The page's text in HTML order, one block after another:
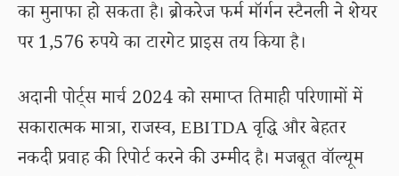
का मुनाफा हो सकता है। ब्रोकरेज फर्म मॉर्गन स्टैनली ने शेयर
पर 1,576 रुपये का टारगेट प्राइस तय किया है।
अदानी पोर्ट्स मार्च 2024 को समाप्त तिमाही परिणामों में
सकारात्मक मात्रा, राजस्व, EBITDA वृद्धि और बेहतर
नकदी प्रवाह की रिपोर्ट करने की उम्मीद है। मजबूत वॉल्यूम